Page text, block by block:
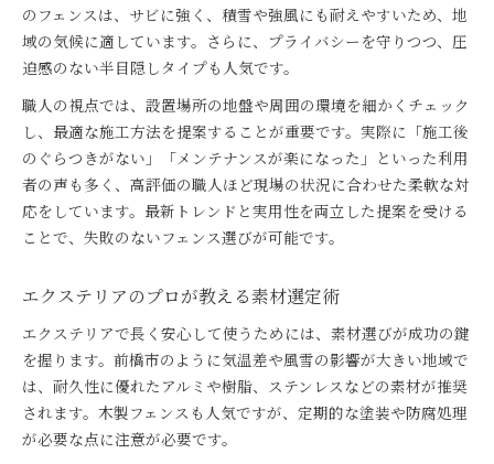
のフェンスは、サビに強く、積雪や強風にも耐えやすいため、地
域の気候に適しています。さらに、プライバシーを守りつつ、圧
迫感のない半目隠しタイプも人気です。
職人の視点では、設置場所の地盤や周囲の環境を細かくチェック
し、最適な施工方法を提案することが重要です。実際に「施工後
のぐらつきがない」「メンテナンスが楽になった」といった利用
者の声も多く、高評価の職人ほど現場の状況に合わせた柔軟な対
応をしています。最新トレンドと実用性を両立した提案を受ける
ことで、失敗のないフェンス選びが可能です。
エクステリアのプロが教える素材選定術
エクステリアで長く安心して使うためには、素材選びが成功の鍵
を握ります。前橋市のように気温差や風雪の影響が大きい地域で
は、耐久性に優れたアルミや樹脂、ステンレスなどの素材が推奨
されます。木製フェンスも人気ですが、定期的な塗装や防腐処理
が必要な点に注意が必要です。